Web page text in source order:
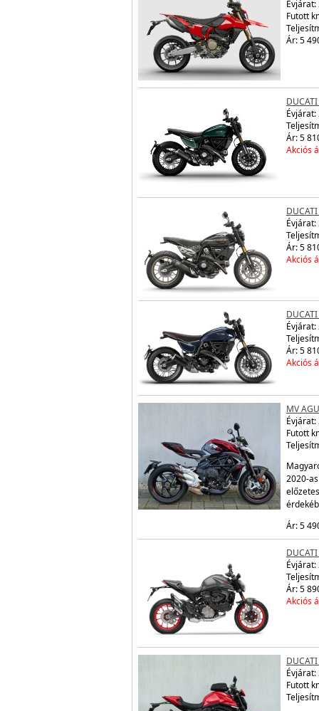
Évjárat:
Futott
Ár: 5
Évjárat:
Ár: 5
Akciós
Évjárat:
Ár: 5
Akciós
Évjárat:
Ár: 5
Akciós
MV
Évjárat:
Futott
2020-
Ár: 5
Évjárat:
Ár: 5
Akciós
Évjárat:
Futott